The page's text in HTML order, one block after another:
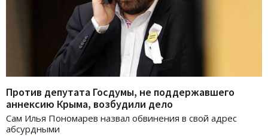
Против депутата Госдумы, не поддержавшего
аннексию Крыма, возбудили дело
Сам Илья Пономарев назвал обвинения в свой адрес
абсурдными